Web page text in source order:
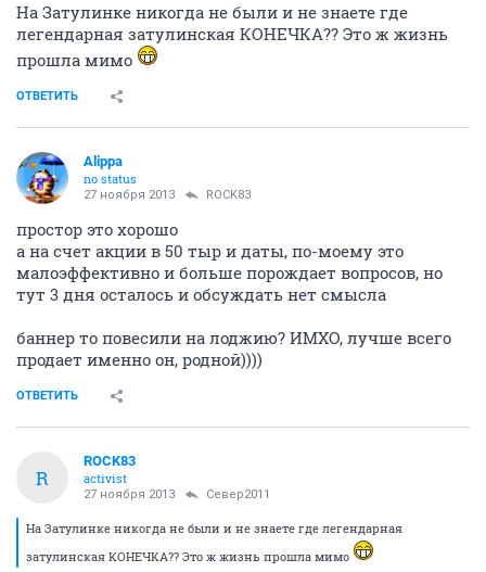
На Затулинке никогда не были и не знаете где
легендарная затулинская КОНЕЧКА?? Это ж жизнь
прошла мимо
ОТВЕТИТЬ
Alippa
no status
27 ноября 2013 ROCK83
простор это хорошо
а на счет акции в 50 тыр и даты, по-моему это
малоэффективно и больше порождает вопросов, но
тут 3 дня осталось и обсуждать нет смысла
баннер то повесили на лоджию? ИМХО, лучше всего
продает именно он, родной))))
ОТВЕТИТЬ
R
ROCK83
activist
27 ноября 2013 Север2011
На Затулинке никогда не были и не знаете где легендарная
затулинская КОНЕЧКА?? Это ж жизнь прошла мимо